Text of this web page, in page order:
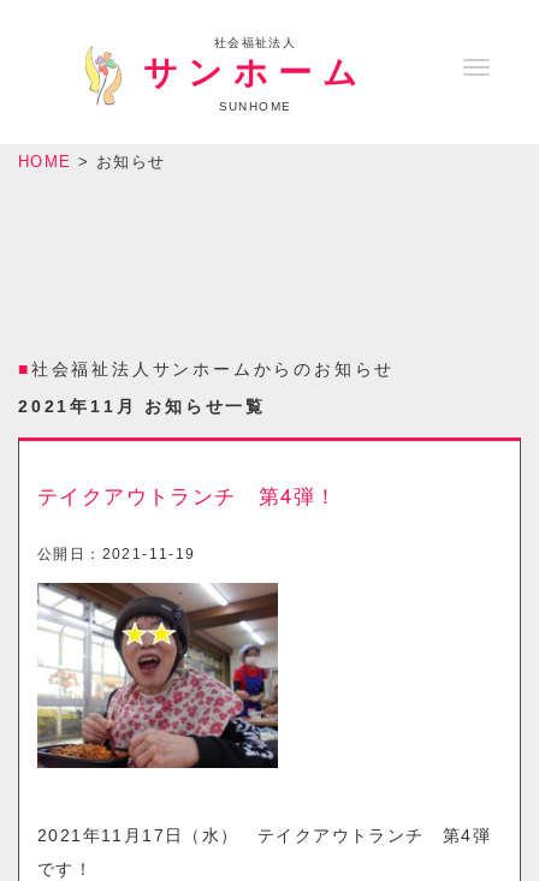
T
a
社会福祉法人
サンホーム
SUNHOME
HOME > お知らせ
社会福祉法人サンホームからのお知らせ
2021年11月 お知らせ一覧
テイクアウトランチ 第4弾！
公開日： 2021-11-19
2021年11月17日（水） テイクアウトランチ 第4弾
です！